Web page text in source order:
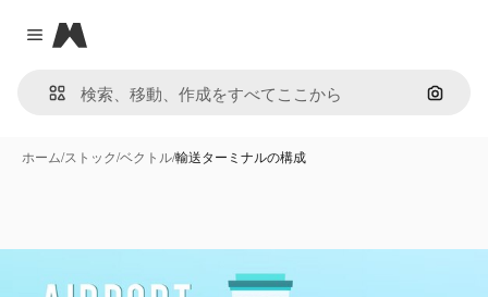
Close menu
Magnific
画像で
ホーム/ストック/ベクトル/輸送ターミナルの構成